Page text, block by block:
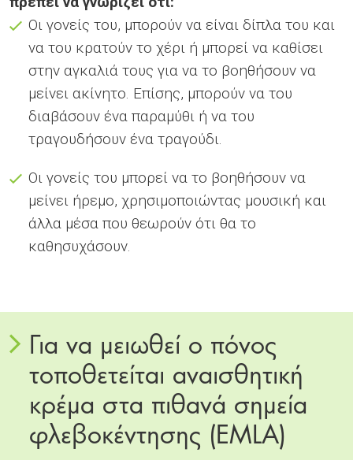
Οι γονείς του, μπορούν να είναι δίπλα του και
να του κρατούν το χέρι ή μπορεί να καθίσει
στην αγκαλιά τους για να το βοηθήσουν να
μείνει ακίνητο. Επίσης, μπορούν να του
διαβάσουν ένα παραμύθι ή να του
τραγουδήσουν ένα τραγούδι.
Οι γονείς του μπορεί να το βοηθήσουν να
μείνει ήρεμο, χρησιμοποιώντας μουσική και
άλλα μέσα που θεωρούν ότι θα το
καθησυχάσουν.
Για να μειωθεί ο πόνος
τοποθετείται αναισθητική
κρέμα στα πιθανά σημεία
φλεβοκέντησης (EMLA)